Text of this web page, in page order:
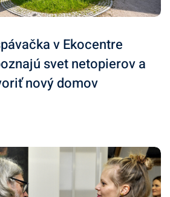
v Ekocentre
svet netopierov a
nový domov